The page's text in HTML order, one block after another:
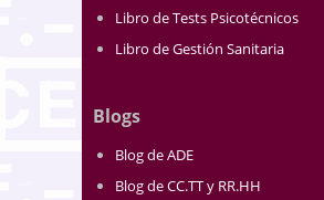
Libro de Tests Psicotécnicos
Libro de Gestión Sanitaria
Blogs
Blog de ADE
Blog de CC.TT y RR.HH